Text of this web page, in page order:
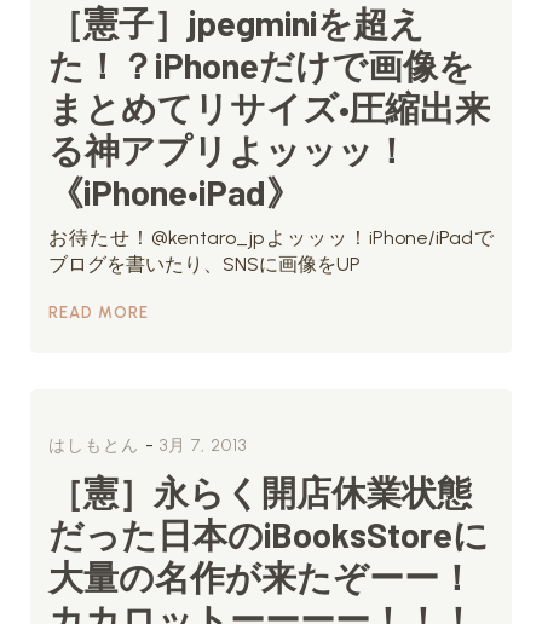
［憲子］jpegminiを超え
た！？iPhoneだけで画像を
まとめてリサイズ•圧縮出来
る神アプリよッッッ！
《iPhone•iPad》
お待たせ！@kentaro_jpよッッッ！iPhone/iPadで
ブログを書いたり、SNSに画像をUP
READ MORE
はしもとん - 3月 7, 2013
［憲］永らく開店休業状態
だった日本のiBooksStoreに
大量の名作が来たぞーー！